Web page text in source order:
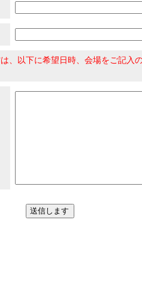
、以下に希望日時、会場をご記入